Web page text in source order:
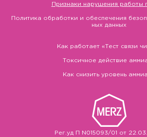
Рег.уд П N015093/01 от
Признаки нарушения работы
Политика обработки и обеспечения
ных данных
Как работает «Тест связи
Токсичное действие
Как снизить уровень